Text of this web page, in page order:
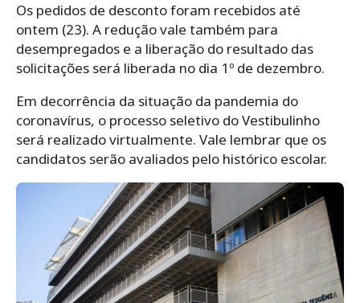
Os pedidos de desconto foram recebidos até
ontem (23). A redução vale também para
desempregados e a liberação do resultado das
solicitações será liberada no dia 1º de dezembro.
Em decorrência da situação da pandemia do
coronavírus, o processo seletivo do Vestibulinho
será realizado virtualmente. Vale lembrar que os
candidatos serão avaliados pelo histórico escolar.